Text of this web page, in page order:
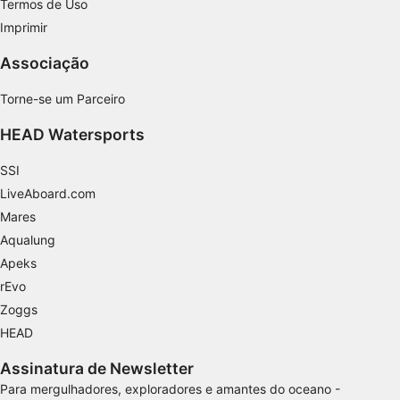
Termos de Uso
Imprimir
Associação
Torne-se um Parceiro
HEAD Watersports
SSI
LiveAboard.com
Mares
Aqualung
Apeks
rEvo
Zoggs
HEAD
Assinatura de Newsletter
Para mergulhadores, exploradores e amantes do oceano -
Medir o desempenho do conteúdo
ou combinações de dados de fontes
Recursos especiais do IAB:
Usar dados exatos de geolocalização
Identificar dispositivos com base nas
Finalidades de processamento não IAB:
Necessário
Desempenho